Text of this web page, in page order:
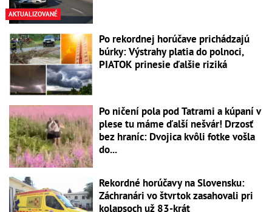
AKTUALIZOVANÉ
Po rekordnej horúčave prichádzajú
búrky: Výstrahy platia do polnoci,
PIATOK prinesie ďalšie riziká
Po ničení pola pod Tatrami a kúpaní v
plese tu máme ďalší nešvár! Drzosť
bez hraníc: Dvojica kvôli fotke vošla
do...
Rekordné horúčavy na Slovensku:
Záchranári vo štvrtok zasahovali pri
kolapsoch už 83-krát